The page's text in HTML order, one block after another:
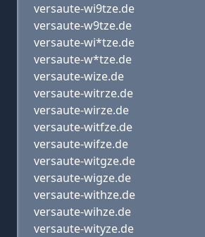
versaute-wi9tze.de
versaute-w9tze.de
versaute-wi*tze.de
versaute-w*tze.de
versaute-wize.de
versaute-witrze.de
versaute-wirze.de
versaute-witfze.de
versaute-wifze.de
versaute-witgze.de
versaute-wigze.de
versaute-withze.de
versaute-wihze.de
versaute-wityze.de